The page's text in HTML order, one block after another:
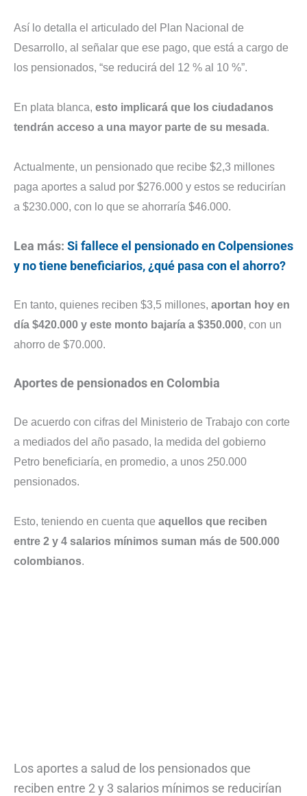
Así lo detalla el articulado del Plan Nacional de
Desarrollo, al señalar que ese pago, que está a cargo de
los pensionados, “se reducirá del 12 % al 10 %”.
En plata blanca, esto implicará que los ciudadanos
tendrán acceso a una mayor parte de su mesada.
Actualmente, un pensionado que recibe $2,3 millones
paga aportes a salud por $276.000 y estos se reducirían
a $230.000, con lo que se ahorraría $46.000.
Lea más: Si fallece el pensionado en Colpensiones
y no tiene beneficiarios, ¿qué pasa con el ahorro?
En tanto, quienes reciben $3,5 millones, aportan hoy en
día $420.000 y este monto bajaría a $350.000, con un
ahorro de $70.000.
Aportes de pensionados en Colombia
De acuerdo con cifras del Ministerio de Trabajo con corte
a mediados del año pasado, la medida del gobierno
Petro beneficiaría, en promedio, a unos 250.000
pensionados.
Esto, teniendo en cuenta que aquellos que reciben
entre 2 y 4 salarios mínimos suman más de 500.000
colombianos.
Los aportes a salud de los pensionados que
reciben entre 2 y 3 salarios mínimos se reducirían